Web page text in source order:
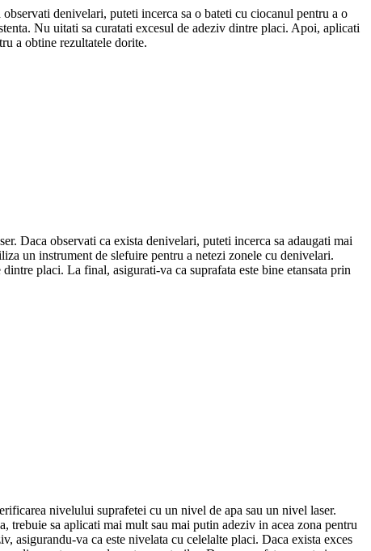
denivelari, puteti incerca sa o bateti cu ciocanul pentru a o
Nu uitati sa curatati excesul de adeziv dintre placi. Apoi, aplicati
a obtine rezultatele dorite.
Daca observati ca exista denivelari, puteti incerca sa adaugati mai
un instrument de slefuire pentru a netezi zonele cu denivelari.
placi. La final, asigurati-va ca suprafata este bine etansata prin
nivelului suprafetei cu un nivel de apa sau un nivel laser.
trebuie sa aplicati mai mult sau mai putin adeziv in acea zona pentru
asigurandu-va ca este nivelata cu celelalte placi. Daca exista exces